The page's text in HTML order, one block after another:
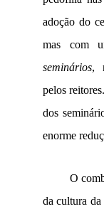
adoção do
mas com
seminários,
pelos
dos
enorme
O
da cultura da